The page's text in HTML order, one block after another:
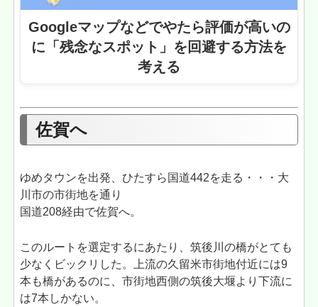
Googleマップなどでやたら評価が高いの
に「残念なスポット」を回避する方法を
考える
佐賀へ
ゆめタウンを出発、ひたすら国道442を走る・・・大
川市の市街地を通り
国道208経由で佐賀へ。
このルートを選定するにあたり、筑後川の橋がとても
少なくビックリした。上流の久留米市街地付近には9
本も橋があるのに、市街地西側の筑後大堰より下流に
は7本しかない。